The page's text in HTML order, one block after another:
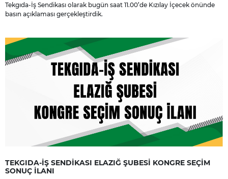
Tekgıda-İş Sendikası olarak bugün saat 11.00’de Kızılay İçecek önünde
basın açıklaması gerçekleştirdik.
TEKGIDA-İŞ SENDİKASI ELAZIĞ ŞUBESİ KONGRE SEÇİM
SONUÇ İLANI